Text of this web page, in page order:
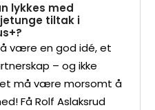
lykkes med
tiltak i
være en god idé, et
– og ikke
må være morsomt å
Få Rolf Aslaksrud